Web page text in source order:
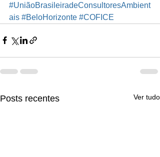
#UniãoBrasileiradeConsultoresAmbient
ais #BeloHorizonte #COFICE
Posts recentes Ver tudo